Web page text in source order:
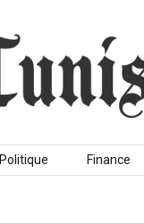
Politique Finance